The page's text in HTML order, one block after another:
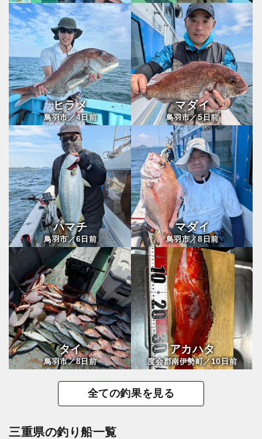
ヒラメ
鳥羽市／4日前
マダイ
鳥羽市／5日前
ハマチ
鳥羽市／6 日前
マダイ
鳥羽市／8日前
タイ
鳥羽市／8日前
アカハタ
度会郡南伊勢町／10日前
全ての釣果を見る
三重県の釣り船一覧